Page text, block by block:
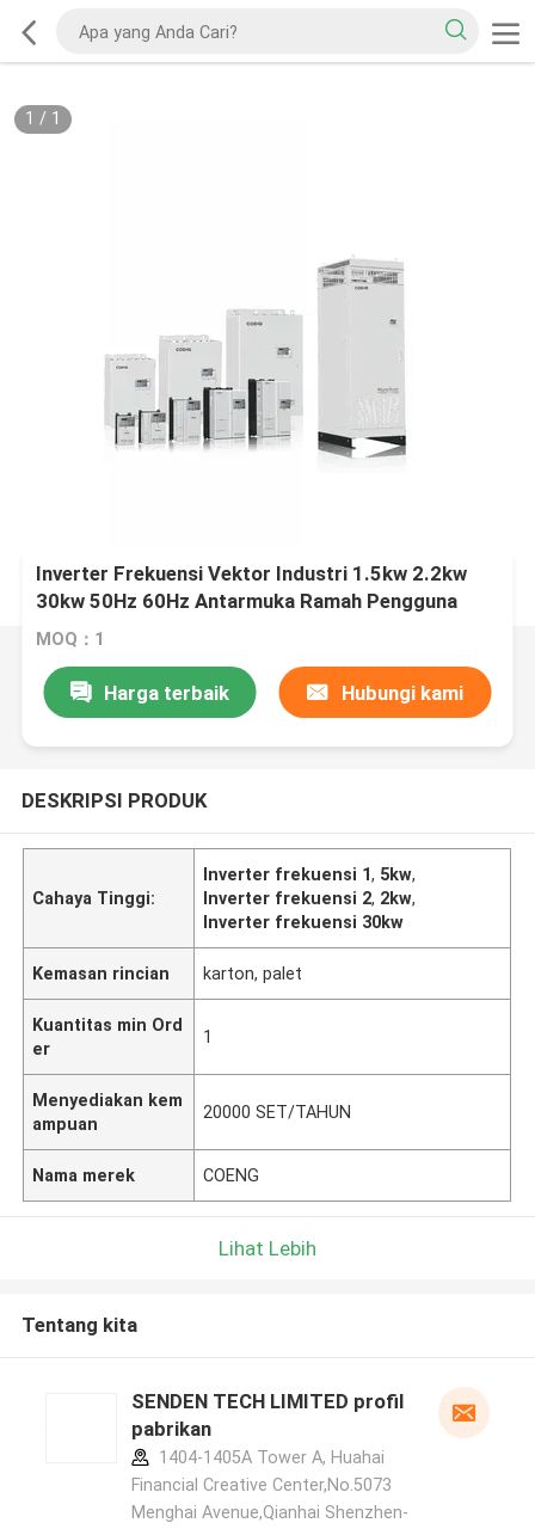
1 / 1
Inverter Frekuensi Vektor Industri 1.5kw 2.2kw
30kw 50Hz 60Hz Antarmuka Ramah Pengguna
MOQ：1
Harga terbaik Hubungi kami
DESKRIPSI PRODUK
Cahaya Tinggi:
Inverter frekuensi 1, 5kw,
Inverter frekuensi 2, 2kw,
Inverter frekuensi 30kw
Kemasan rincian karton, palet
Kuantitas min Ord
er
1
Menyediakan kem
ampuan
20000 SET/TAHUN
Nama merek COENG
Lihat Lebih
Tentang kita
SENDEN TECH LIMITED profil
pabrikan
1404-1405A Tower A, Huahai
Financial Creative Center,No.5073
Menghai Avenue,Qianhai Shenzhen-